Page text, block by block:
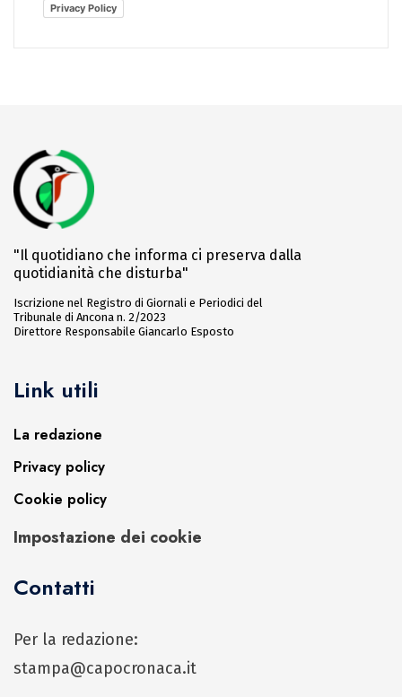
Privacy Policy
"Il quotidiano che informa ci preserva dalla
quotidianità che disturba"
Iscrizione nel Registro di Giornali e Periodici del
Tribunale di Ancona n. 2/2023
Direttore Responsabile Giancarlo Esposto
Link utili
La redazione
Privacy policy
Cookie policy
Impostazione dei cookie
Contatti
Per la redazione:
stampa@capocronaca.it